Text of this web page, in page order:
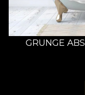
GRUNGE